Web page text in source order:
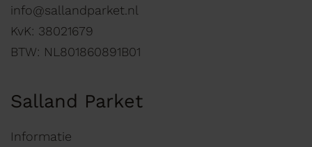
info@sallandparket.nl
KvK: 38021679
BTW: NL801860891B01
Salland Parket
Informatie